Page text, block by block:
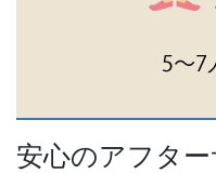
安心のアフタ